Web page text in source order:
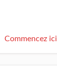
Commencez ici